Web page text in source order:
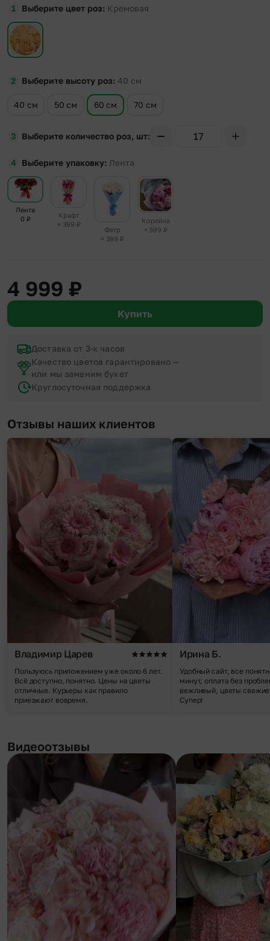
Выберите цвет роз Кремовая
Выберите высоту роз 40 см
40 см 50 см 60 см 70 см
Выберите количество роз, шт
Выберите упаковку Лента
Лента
0 ₽
Крафт
+ 399 ₽
Фетр
+ 399 ₽
Корейка
+ 599 ₽
4 999 ₽
Купить
Доставка от 3-х часов
Качество цветов гарантировано —
или мы заменим букет
Круглосуточная поддержка
Отзывы наших клиентов
Владимир Царев
Пользуюсь приложением уже около 6 лет.
Всё доступно, понятно. Цены на цветы
отличные. Курьеры как правило
приезжают вовремя.
Ирина Б.
Удобный сайт, все
минут, оплата без
вежливый, цветы
Супер!
Видеоотзывы